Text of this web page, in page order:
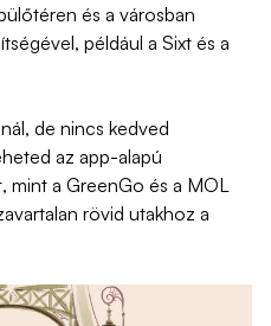
és a városban
, például a Sixt és a
de nincs kedved
az app-alapú
, mint a GreenGo és a MOL
rövid utakhoz a